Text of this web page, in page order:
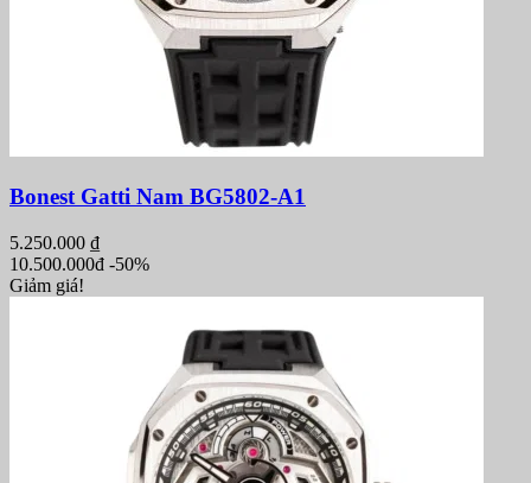
Bonest Gatti Nam BG5802-A1
5.250.000 ₫
10.500.000đ -50%
Giảm giá!